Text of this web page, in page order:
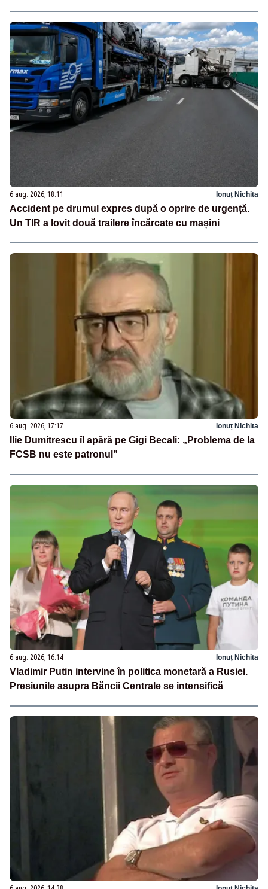
6 aug. 2026, 18:11 Ionuț Nichita
Accident pe drumul expres după o oprire de urgență.
Un TIR a lovit două trailere încărcate cu mașini
6 aug. 2026, 17:17 Ionuț Nichita
Ilie Dumitrescu îl apără pe Gigi Becali: „Problema de la
FCSB nu este patronul”
6 aug. 2026, 16:14 Ionuț Nichita
Vladimir Putin intervine în politica monetară a Rusiei.
Presiunile asupra Băncii Centrale se intensifică